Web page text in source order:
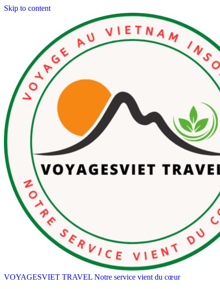
Skip to content
VOYAGESVIET TRAVEL Notre service vient du cœur